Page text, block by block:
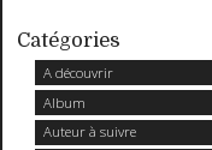
Catégories
A découvrir
Album
Auteur à suivre